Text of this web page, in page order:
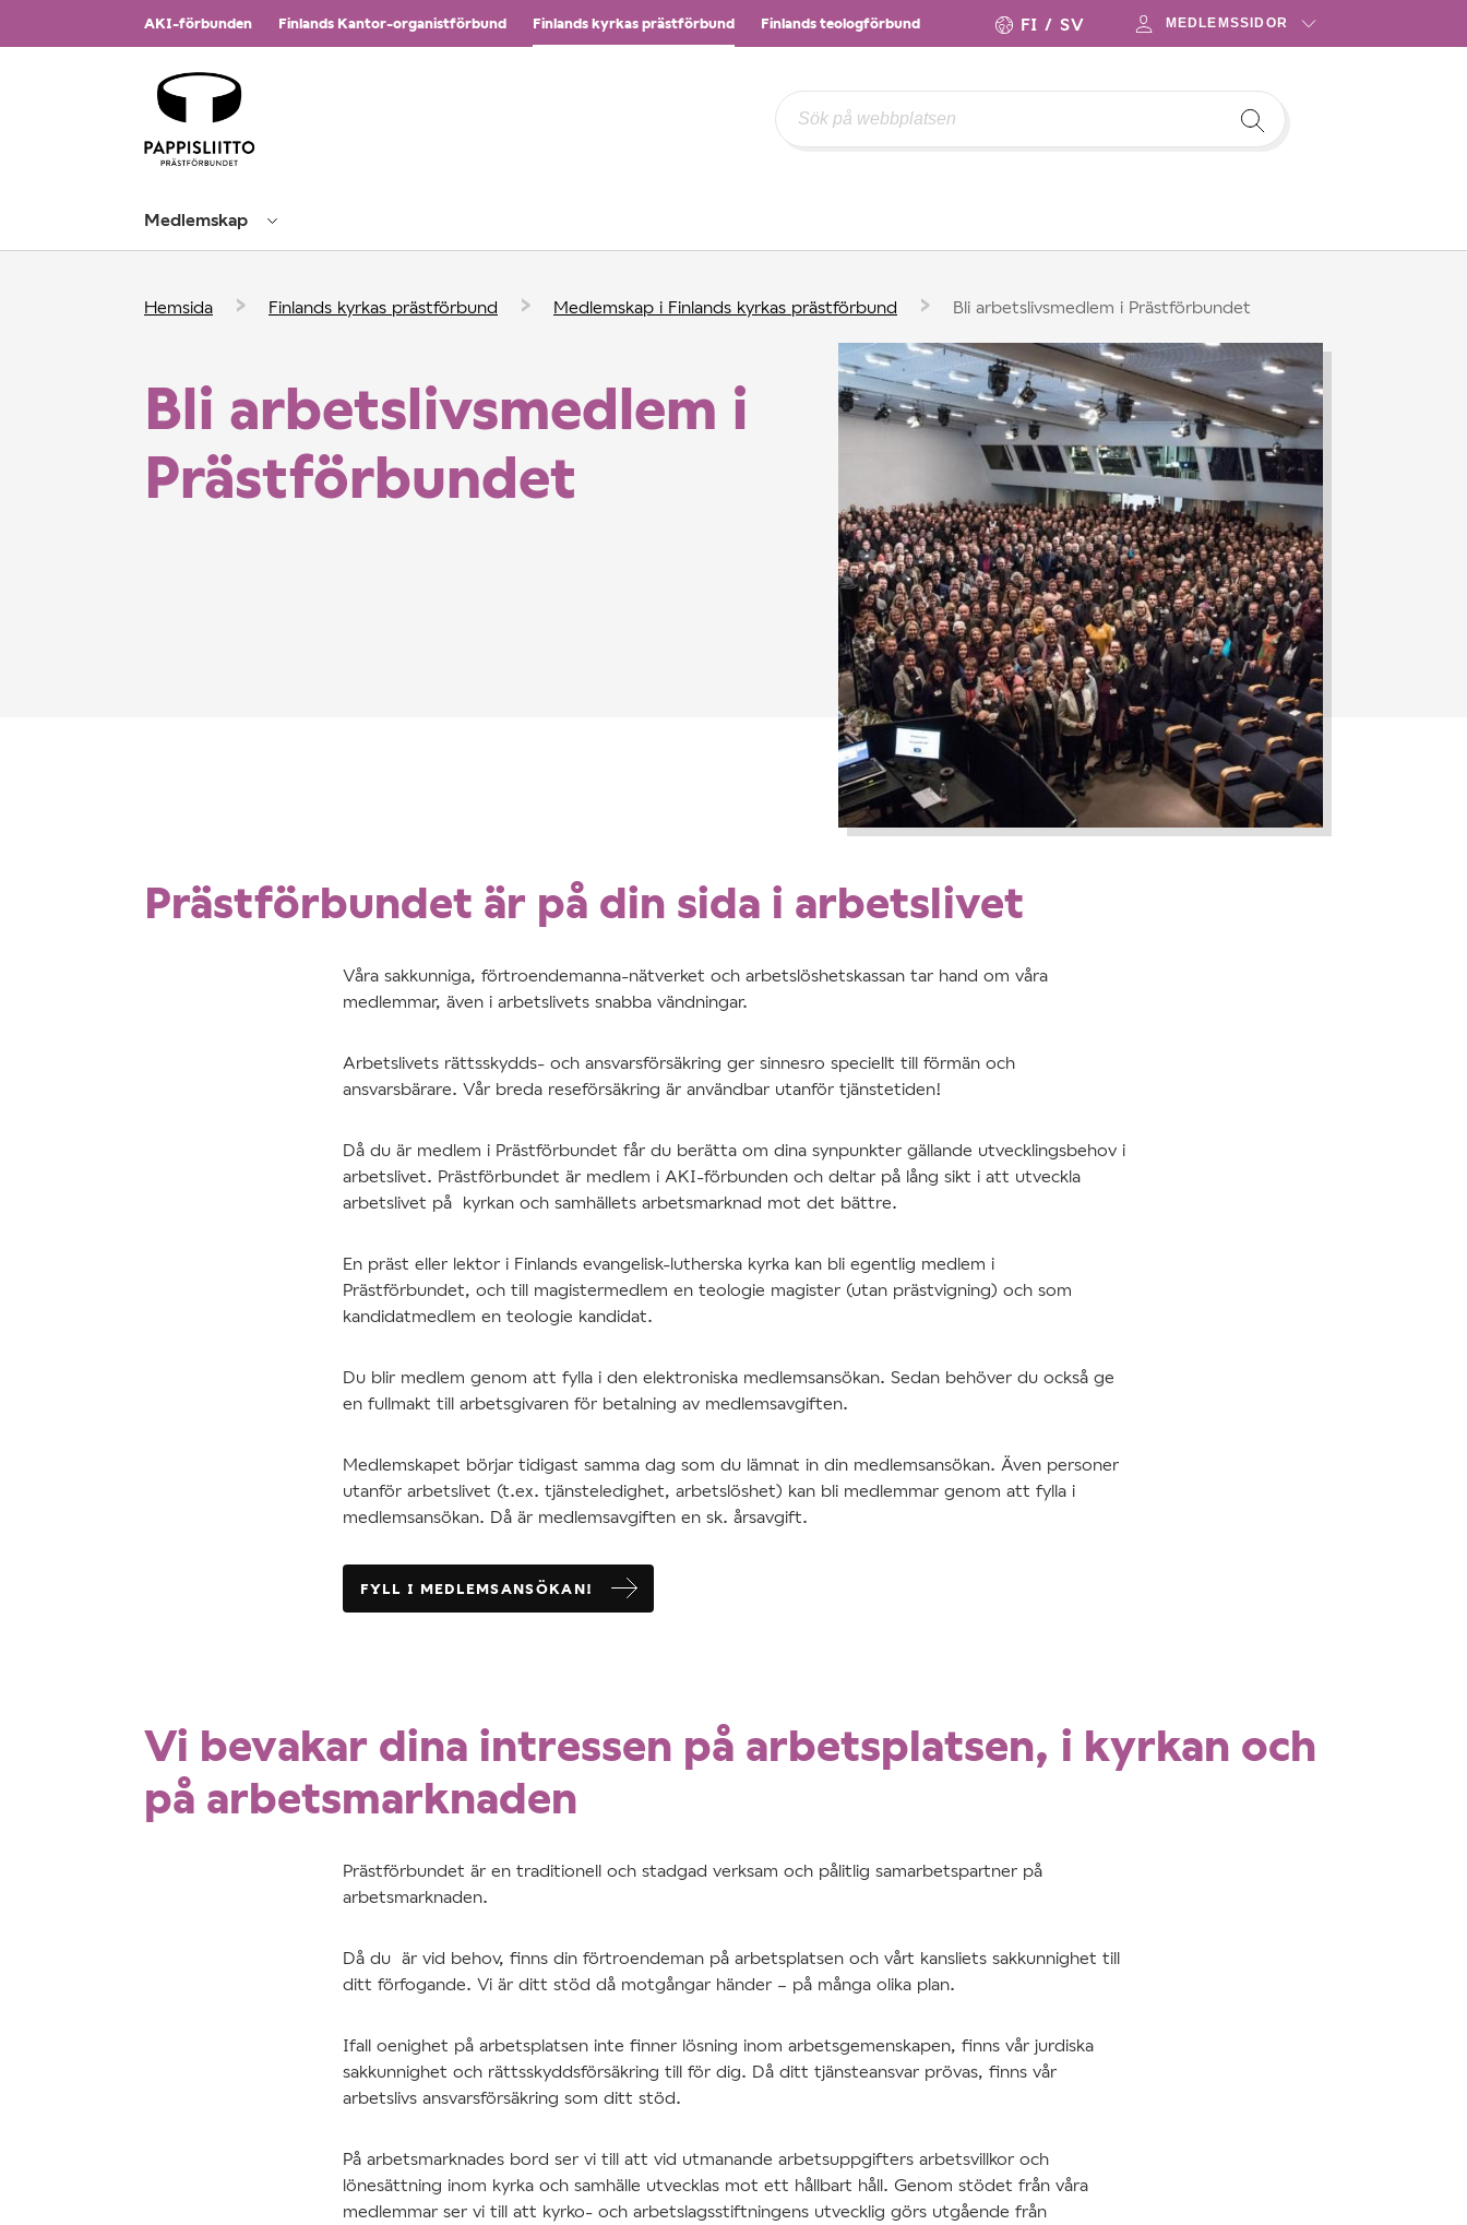
AKI-förbunden Finlands Kantor-organistförbund Finlands kyrkas prästförbund Finlands teologförbund FI SV MEDLEMSSIDOR
Medlemskap
Hemsida › Finlands kyrkas prästförbund › Medlemskap i Finlands kyrkas prästförbund › Bli arbetslivsmedlem i Prästförbundet
Bli arbetslivsmedlem i
Prästförbundet
Prästförbundet är på din sida i arbetslivet
Våra sakkunniga, förtroendemanna-nätverket och arbetslöshetskassan tar hand om våra
medlemmar, även i arbetslivets snabba vändningar.
Arbetslivets rättsskydds- och ansvarsförsäkring ger sinnesro speciellt till förmän och
ansvarsbärare. Vår breda reseförsäkring är användbar utanför tjänstetiden!
Då du är medlem i Prästförbundet får du berätta om dina synpunkter gällande utvecklingsbehov i
arbetslivet. Prästförbundet är medlem i AKI-förbunden och deltar på lång sikt i att utveckla
arbetslivet på kyrkan och samhällets arbetsmarknad mot det bättre.
En präst eller lektor i Finlands evangelisk-lutherska kyrka kan bli egentlig medlem i
Prästförbundet, och till magistermedlem en teologie magister (utan prästvigning) och som
kandidatmedlem en teologie kandidat.
Du blir medlem genom att fylla i den elektroniska medlemsansökan. Sedan behöver du också ge
en fullmakt till arbetsgivaren för betalning av medlemsavgiften.
Medlemskapet börjar tidigast samma dag som du lämnat in din medlemsansökan. Även personer
utanför arbetslivet (t.ex. tjänsteledighet, arbetslöshet) kan bli medlemmar genom att fylla i
medlemsansökan. Då är medlemsavgiften en sk. årsavgift.
FYLL I MEDLEMSANSÖKAN!
Vi bevakar dina intressen på arbetsplatsen, i kyrkan och
på arbetsmarknaden
Prästförbundet är en traditionell och stadgad verksam och pålitlig samarbetspartner på
arbetsmarknaden.
Då du är vid behov, finns din förtroendeman på arbetsplatsen och vårt kansliets sakkunnighet till
ditt förfogande. Vi är ditt stöd då motgångar händer – på många olika plan.
Ifall oenighet på arbetsplatsen inte finner lösning inom arbetsgemenskapen, finns vår jurdiska
sakkunnighet och rättsskyddsförsäkring till för dig. Då ditt tjänsteansvar prövas, finns vår
arbetslivs ansvarsförsäkring som ditt stöd.
På arbetsmarknades bord ser vi till att vid utmanande arbetsuppgifters arbetsvillkor och
lönesättning inom kyrka och samhälle utvecklas mot ett hållbart håll. Genom stödet från våra
medlemmar ser vi till att kyrko- och arbetslagsstiftningens utvecklig görs utgående från